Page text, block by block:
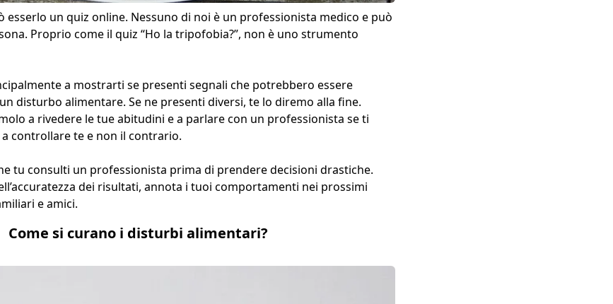
esserlo un quiz online. Nessuno di noi è un professionista medico e può
Proprio come il quiz “Ho la tripofobia?”, non è uno strumento
a mostrarti se presenti segnali che potrebbero essere
disturbo alimentare. Se ne presenti diversi, te lo diremo alla fine.
a rivedere le tue abitudini e a parlare con un professionista se ti
controllare te e non il contrario.
tu consulti un professionista prima di prendere decisioni drastiche.
dei risultati, annota i tuoi comportamenti nei prossimi
e amici.
Come si curano i disturbi alimentari?